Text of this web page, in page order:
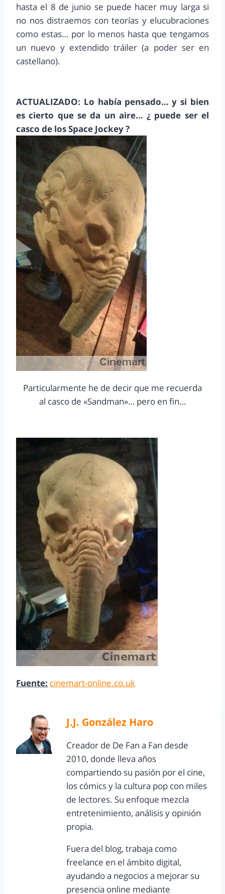
hasta el 8 de junio se puede hacer muy larga si
no nos distraemos con teorías y elucubraciones
como estas… por lo menos hasta que tengamos
un nuevo y extendido tráiler (a poder ser en
castellano).
ACTUALIZADO: Lo había pensado… y si bien
es cierto que se da un aire… ¿ puede ser el
casco de los Space Jockey ?
Particularmente he de decir que me recuerda
al casco de «Sandman»… pero en fin…
Fuente: cinemart-online.co.uk
J.J. González Haro
Creador de De Fan a Fan desde
2010, donde lleva años
compartiendo su pasión por el cine,
los cómics y la cultura pop con miles
de lectores. Su enfoque mezcla
entretenimiento, análisis y opinión
propia.
Fuera del blog, trabaja como
freelance en el ámbito digital,
ayudando a negocios a mejorar su
presencia online mediante